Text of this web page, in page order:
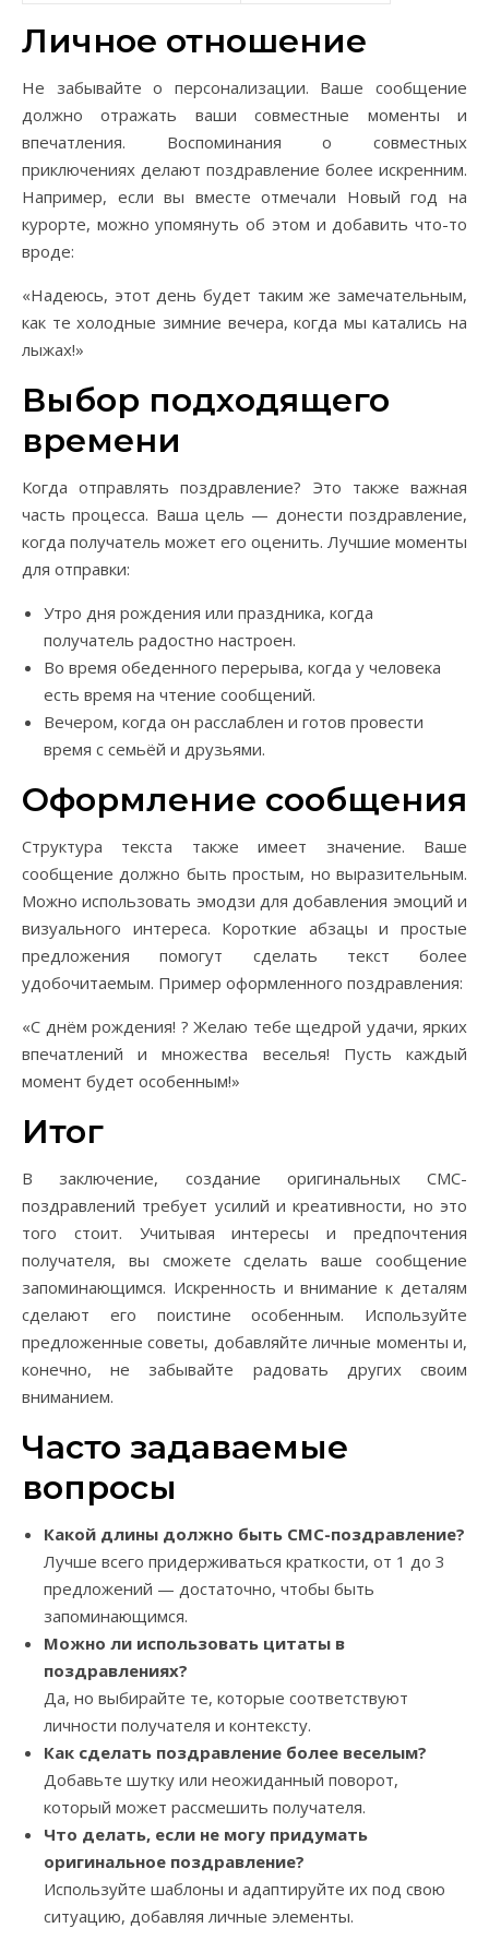
Личное отношение
Не забывайте о персонализации. Ваше сообщение
должно отражать ваши совместные моменты и
впечатления. Воспоминания о совместных
приключениях делают поздравление более искренним.
Например, если вы вместе отмечали Новый год на
курорте, можно упомянуть об этом и добавить что-то
вроде:
«Надеюсь, этот день будет таким же замечательным,
как те холодные зимние вечера, когда мы катались на
лыжах!»
Выбор подходящего
времени
Когда отправлять поздравление? Это также важная
часть процесса. Ваша цель — донести поздравление,
когда получатель может его оценить. Лучшие моменты
для отправки:
Утро дня рождения или праздника, когда
получатель радостно настроен.
Во время обеденного перерыва, когда у человека
есть время на чтение сообщений.
Вечером, когда он расслаблен и готов провести
время с семьёй и друзьями.
Оформление сообщения
Структура текста также имеет значение. Ваше
сообщение должно быть простым, но выразительным.
Можно использовать эмодзи для добавления эмоций и
визуального интереса. Короткие абзацы и простые
предложения помогут сделать текст более
удобочитаемым. Пример оформленного поздравления:
«С днём рождения! ? Желаю тебе щедрой удачи, ярких
впечатлений и множества веселья! Пусть каждый
момент будет особенным!»
Итог
В заключение, создание оригинальных СМС-
поздравлений требует усилий и креативности, но это
того стоит. Учитывая интересы и предпочтения
получателя, вы сможете сделать ваше сообщение
запоминающимся. Искренность и внимание к деталям
сделают его поистине особенным. Используйте
предложенные советы, добавляйте личные моменты и,
конечно, не забывайте радовать других своим
вниманием.
Часто задаваемые
вопросы
Какой длины должно быть СМС-поздравление?
Лучше всего придерживаться краткости, от 1 до 3
предложений — достаточно, чтобы быть
запоминающимся.
Можно ли использовать цитаты в
поздравлениях?
Да, но выбирайте те, которые соответствуют
личности получателя и контексту.
Как сделать поздравление более веселым?
Добавьте шутку или неожиданный поворот,
который может рассмешить получателя.
Что делать, если не могу придумать
оригинальное поздравление?
Используйте шаблоны и адаптируйте их под свою
ситуацию, добавляя личные элементы.